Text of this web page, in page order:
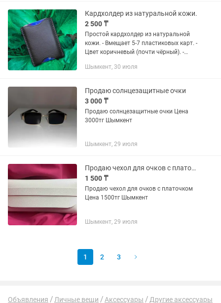
Кардхолдер из натуральной кожи.
2 500 ₸
Простой кардхолдер из натуральной
кожи. - Вмещает 5-7 пластиковых карт. -
Цвет коричневый (почти чёрный). -
прошиты вручную седельным швом
Шымкент, 30 июля
Продаю солнцезащитные очки
3 000 ₸
Продаю солнцезащитные очки Цена
3000тг Шымкент
Шымкент, 29 июля
Продаю чехол для очков с платочком
1 500 ₸
Продаю чехол для очков с платочком
Цена 1500тг Шымкент
Шымкент, 29 июля
1 2 3
Объявления Личные вещи Аксессуары Другие аксессуары